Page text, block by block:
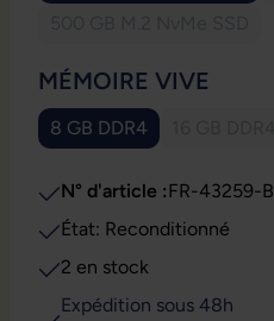
SÉLECTIONNEZ
MÉMOIRE VIVE
8 GB DDR4
N° d'article :FR-43259-B
État: Reconditionné
2 en stock
Expédition sous 48h